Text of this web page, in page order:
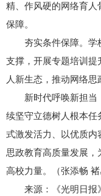
精、作风硬的网络育人
保障。
夯实条件保障。学
支撑，开展专题培训提
人新生态，推动网络思
新时代呼唤新担当
续坚守立德树人根本任
式激发活力、以优质内
思政教育高质量发展
高校力量。
（张添畅
来源：《光明日报